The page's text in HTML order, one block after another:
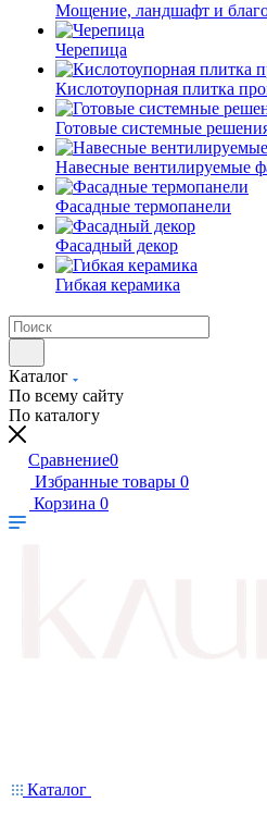
Мощение, ландшафт и
Черепица
Кислотоупорная плитка
Готовые системные
Навесные вентилируемые
Фасадные термопанели
Фасадный декор
Гибкая керамика
Каталог
По всему сайту
По каталогу
Сравнение0
Избранные товары 0
Корзина 0
Каталог